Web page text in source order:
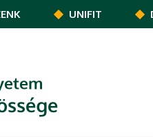
UNIFIT